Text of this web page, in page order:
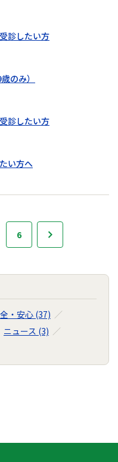
診したい方
のみ）
診したい方
い方へ
6
・安心 (37)
ニュース (3)